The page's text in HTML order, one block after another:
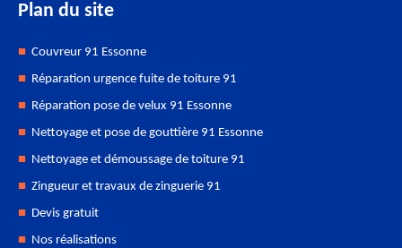
Plan du site
Couvreur 91 Essonne
Réparation urgence fuite de toiture 91
Réparation pose de velux 91 Essonne
Nettoyage et pose de gouttière 91 Essonne
Nettoyage et démoussage de toiture 91
Zingueur et travaux de zinguerie 91
Devis gratuit
Nos réalisations